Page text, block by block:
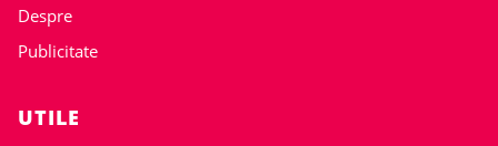
Despre
Publicitate
UTILE